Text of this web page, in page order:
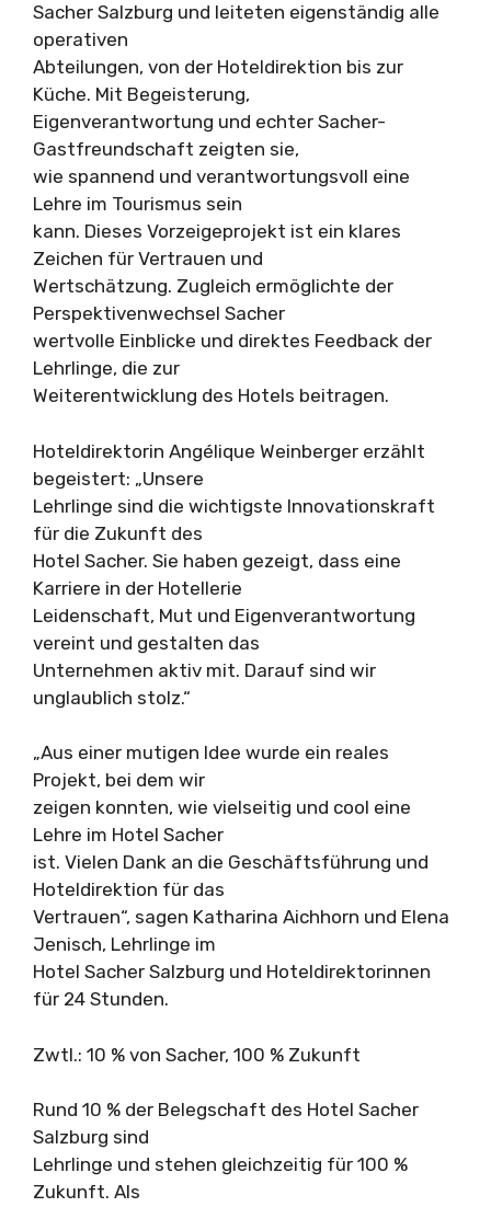
Sacher Salzburg und leiteten eigenständig alle
operativen
Abteilungen, von der Hoteldirektion bis zur
Küche. Mit Begeisterung,
Eigenverantwortung und echter Sacher-
Gastfreundschaft zeigten sie,
wie spannend und verantwortungsvoll eine
Lehre im Tourismus sein
kann. Dieses Vorzeigeprojekt ist ein klares
Zeichen für Vertrauen und
Wertschätzung. Zugleich ermöglichte der
Perspektivenwechsel Sacher
wertvolle Einblicke und direktes Feedback der
Lehrlinge, die zur
Weiterentwicklung des Hotels beitragen.
Hoteldirektorin Angélique Weinberger erzählt
begeistert: „Unsere
Lehrlinge sind die wichtigste Innovationskraft
für die Zukunft des
Hotel Sacher. Sie haben gezeigt, dass eine
Karriere in der Hotellerie
Leidenschaft, Mut und Eigenverantwortung
vereint und gestalten das
Unternehmen aktiv mit. Darauf sind wir
unglaublich stolz.“
„Aus einer mutigen Idee wurde ein reales
Projekt, bei dem wir
zeigen konnten, wie vielseitig und cool eine
Lehre im Hotel Sacher
ist. Vielen Dank an die Geschäftsführung und
Hoteldirektion für das
Vertrauen“, sagen Katharina Aichhorn und Elena
Jenisch, Lehrlinge im
Hotel Sacher Salzburg und Hoteldirektorinnen
für 24 Stunden.
Zwtl.: 10 % von Sacher, 100 % Zukunft
Rund 10 % der Belegschaft des Hotel Sacher
Salzburg sind
Lehrlinge und stehen gleichzeitig für 100 %
Zukunft. Als